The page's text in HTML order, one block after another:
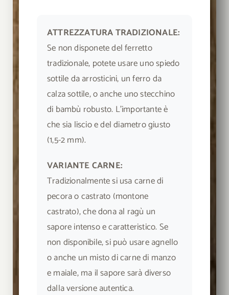
ATTREZZATURA TRADIZIONALE:
Se non disponete del ferretto
tradizionale, potete usare uno spiedo
sottile da arrosticini, un ferro da
calza sottile, o anche uno stecchino
di bambù robusto. L’importante è
che sia liscio e del diametro giusto
(1,5-2 mm).
VARIANTE CARNE:
Tradizionalmente si usa carne di
pecora o castrato (montone
castrato), che dona al ragù un
sapore intenso e caratteristico. Se
non disponibile, si può usare agnello
o anche un misto di carne di manzo
e maiale, ma il sapore sarà diverso
dalla versione autentica.